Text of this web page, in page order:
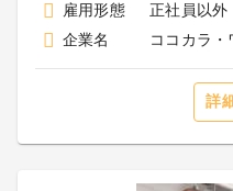
雇用形態
正社員以外
企業名
ココカラ・
詳